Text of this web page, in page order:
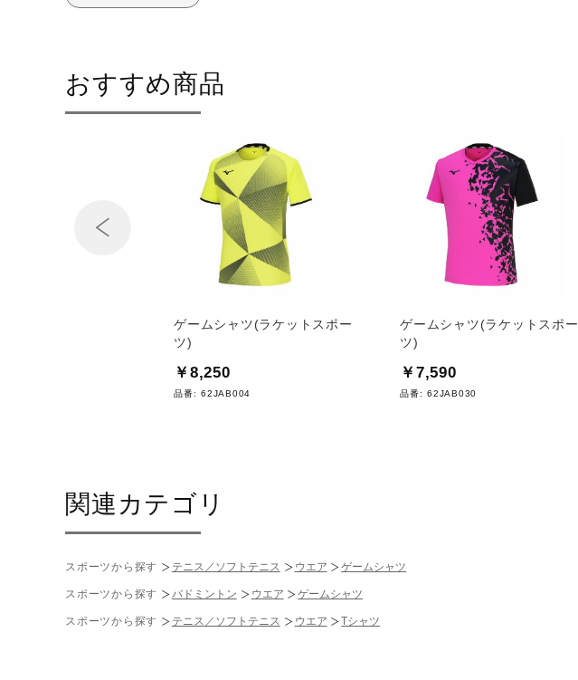
おすすめ商品
ゲームシャツ(ラケットスポー
ツ)
￥8,250
品番: 62JAB004
ゲームシャツ(ラケットスポー
ツ)
￥7,590
品番: 62JAB030
関連カテゴリ
スポーツから探す テニス／ソフトテニス ウエア ゲームシャツ
スポーツから探す バドミントン ウエア ゲームシャツ
スポーツから探す テニス／ソフトテニス ウエア Tシャツ